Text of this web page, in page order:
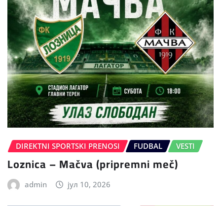
DIREKTNI SPORTSKI PRENOSI FUDBAL VESTI
Loznica – Mačva (pripremni meč)
admin јул 10, 2026